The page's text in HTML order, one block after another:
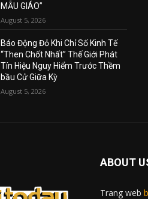
MẪU GIÁO”
August 5, 2026
Báo Động Đỏ Khi Chỉ Số Kinh Tế
“Then Chốt Nhất” Thế Giới Phát
Tín Hiệu Nguy Hiểm Trước Thềm
bầu Cử Giữa Kỳ
August 5, 2026
ABOUT
Trang web